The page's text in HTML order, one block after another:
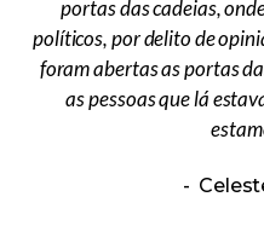
portas das cadeias,
políticos, por delito de
foram abertas as portas
as pessoas que lá